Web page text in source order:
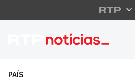
Morreu
PAÍS